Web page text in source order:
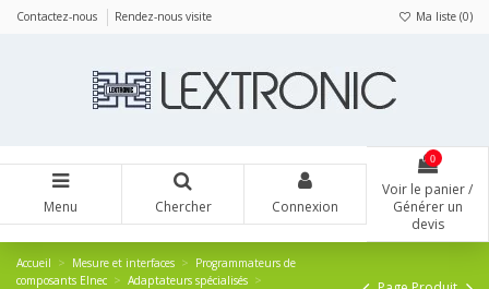
Contactez-nous Rendez-nous visite Ma liste (0)
Menu Chercher Connexion
0
Voir le panier /
Générer un
devis
Accueil Mesure et interfaces
Programmateurs de
composants Elnec
Adaptateurs spécialisés
Panneau de gestion des cookies